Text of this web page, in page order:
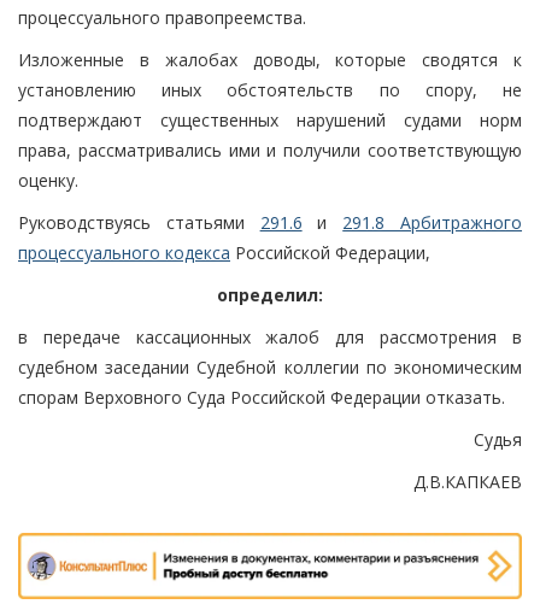
процессуального правопреемства.
Изложенные в жалобах доводы, которые сводятся к
установлению иных обстоятельств по спору, не
подтверждают существенных нарушений судами норм
права, рассматривались ими и получили соответствующую
оценку.
Руководствуясь статьями 291.6 и 291.8 Арбитражного
процессуального кодекса Российской Федерации,
определил:
в передаче кассационных жалоб для рассмотрения в
судебном заседании Судебной коллегии по экономическим
спорам Верховного Суда Российской Федерации отказать.
Судья
Д.В.КАПКАЕВ